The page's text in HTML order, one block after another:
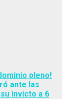
pleno!
ante las
invicto a 6